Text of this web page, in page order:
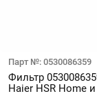
Парт №: 0530086359
Фильтр
Haier HSR Home